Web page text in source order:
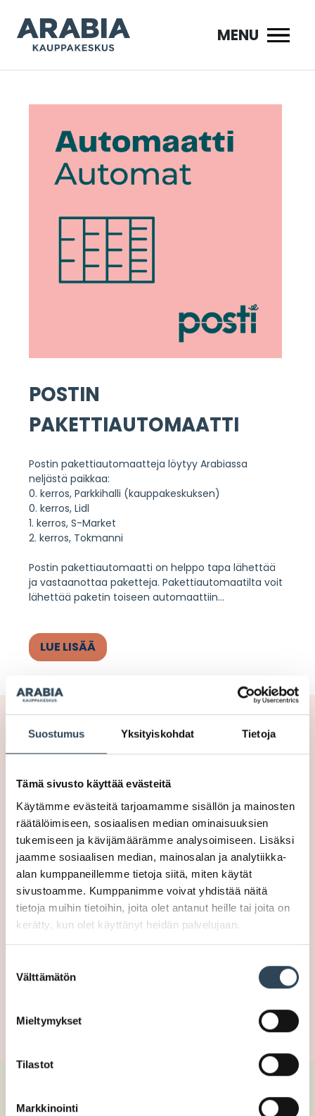
Suostumus Yksityiskohdat Tietoja
Tämä sivusto käyttää evästeitä
Käytämme evästeitä tarjoamamme sisällön ja mainosten
räätälöimiseen, sosiaalisen median ominaisuuksien
tukemiseen ja kävijämäärämme analysoimiseen. Lisäksi
jaamme sosiaalisen median, mainosalan ja analytiikka-
alan kumppaneillemme tietoja siitä, miten käytät
sivustoamme. Kumppanimme voivat yhdistää näitä
tietoja muihin tietoihin, joita olet antanut heille tai joita on
kerätty, kun olet käyttänyt heidän palvelujaan.
valinta
Välttämätön
Mieltymykset
Tilastot
Markkinointi
sisältöön
MENU
POSTIN
PAKETTIAUTOMAATTI
Postin pakettiautomaatteja löytyy Arabiassa
neljästä paikkaa:
0. kerros, Parkkihalli (kauppakeskuksen)
0. kerros, Lidl
1. kerros, S-Market
2. kerros, Tokmanni
Postin pakettiautomaatti on helppo tapa lähettää
ja vastaanottaa paketteja. Pakettiautomaatilta voit
lähettää paketin toiseen automaattiin...
AUKIOLOAJAT
Su
9-22
Facebook
PUHELIN
0600 94320